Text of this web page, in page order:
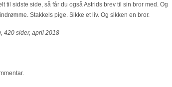
til sidste side, så får du også Astrids brev til sin bror med. Og
Stakkels pige. Sikke et liv. Og sikken en bror.
420 sider, april 2018